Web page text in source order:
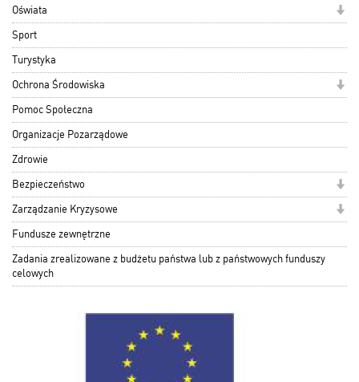
Oświata
Sport
Turystyka
Ochrona Środowiska
Pomoc Społeczna
Organizacje Pozarządowe
Zdrowie
Bezpieczeństwo
Zarządzanie Kryzysowe
Fundusze zewnętrzne
Zadania zrealizowane z budżetu państwa lub z państwowych funduszy
celowych